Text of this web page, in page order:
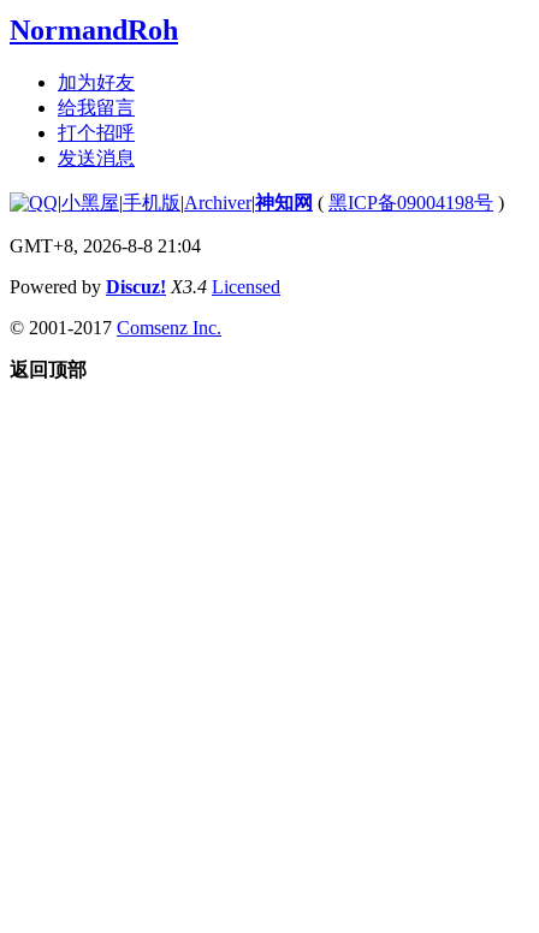
NormandRoh
加为好友
给我留言
打个招呼
发送消息
|小黑屋|手机版|Archiver|神知网 ( 黑ICP备09004198号 )
GMT+8, 2026-8-8 21:04
Powered by Discuz! X3.4 Licensed
© 2001-2017 Comsenz Inc.
返回顶部